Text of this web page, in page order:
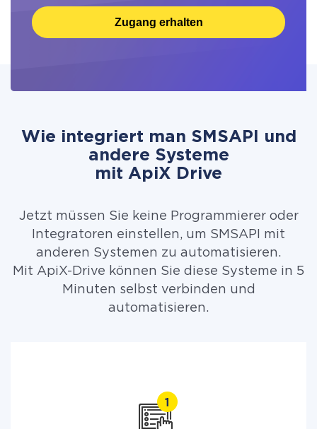
Zugang erhalten
Wie integriert man SMSAPI und
andere Systeme
mit ApiX Drive
Jetzt müssen Sie keine Programmierer oder
Integratoren einstellen, um SMSAPI mit
anderen Systemen zu automatisieren.
Mit ApiX-Drive können Sie diese Systeme in 5
Minuten selbst verbinden und
automatisieren.